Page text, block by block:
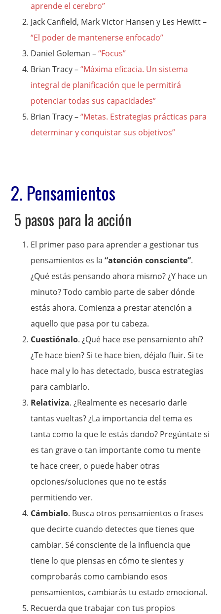
aprende el cerebro”
Jack Canfield, Mark Victor Hansen y Les Hewitt –
“El poder de mantenerse enfocado”
Daniel Goleman –“Focus”
Brian Tracy –“Máxima eficacia. Un sistema
integral de planificación que le permitirá
potenciar todas sus capacidades”
Brian Tracy –“Metas. Estrategias prácticas para
determinar y conquistar sus objetivos”
2. Pensamientos
5 pasos para la acción
El primer paso para aprender a gestionar tus
pensamientos es la “atención consciente”.
¿Qué estás pensando ahora mismo? ¿Y hace un
minuto? Todo cambio parte de saber dónde
estás ahora. Comienza a prestar atención a
aquello que pasa por tu cabeza.
Cuestiónalo. ¿Qué hace ese pensamiento ahí?
¿Te hace bien? Si te hace bien, déjalo fluir. Si te
hace mal y lo has detectado, busca estrategias
para cambiarlo.
Relativiza. ¿Realmente es necesario darle
tantas vueltas? ¿La importancia del tema es
tanta como la que le estás dando? Pregúntate si
es tan grave o tan importante como tu mente
te hace creer, o puede haber otras
opciones/soluciones que no te estás
permitiendo ver.
Cámbialo. Busca otros pensamientos o frases
que decirte cuando detectes que tienes que
cambiar. Sé consciente de la influencia que
tiene lo que piensas en cómo te sientes y
comprobarás como cambiando esos
pensamientos, cambiarás tu estado emocional.
Recuerda que trabajar con tus propios